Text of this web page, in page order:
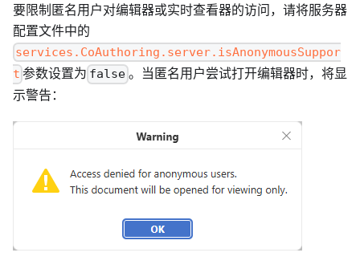
要限制匿名用户对编辑器或实时查看器的访问，请将服务器
配置文件中的
services.CoAuthoring.server.isAnonymousSuppor
t 参数设置为 false。当匿名用户尝试打开编辑器时，将显
示警告：